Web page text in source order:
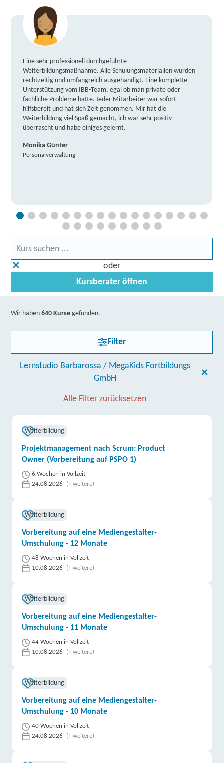
Eine sehr professionell durchgeführte
Weiterbildungsmaßnahme. Alle Schulungsmaterialien wurden
rechtzeitig und umfangreich ausgehändigt. Eine komplette
Unterstützung vom IBB-Team, egal ob man private oder
fachliche Probleme hatte. Jeder Mitarbeiter war sofort
hilfsbereit und hat sich Zeit genommen. Mir hat die
Weiterbildung viel Spaß gemacht, ich war sehr positiv
überrascht und habe einiges gelernt.
Monika Günter
Personalverwaltung
oder
Kursberater öffnen
Wir haben640 Kurse gefunden.
Filter
Lernstudio Barbarossa / MegaKids Fortbildungs
GmbH
Alle Filter zurücksetzen
Weiterbildung
Projektmanagement nach Scrum: Product
Owner (Vorbereitung auf PSPO 1)
6 Wochen in Vollzeit
24.08.2026
(+ weitere)
Weiterbildung
Vorbereitung auf eine Mediengestalter-
Umschulung - 12 Monate
48 Wochen in Vollzeit
10.08.2026
(+ weitere)
Weiterbildung
Vorbereitung auf eine Mediengestalter-
Umschulung - 11 Monate
44 Wochen in Vollzeit
10.08.2026
(+ weitere)
Weiterbildung
Vorbereitung auf eine Mediengestalter-
Umschulung - 10 Monate
40 Wochen in Vollzeit
24.08.2026
(+ weitere)